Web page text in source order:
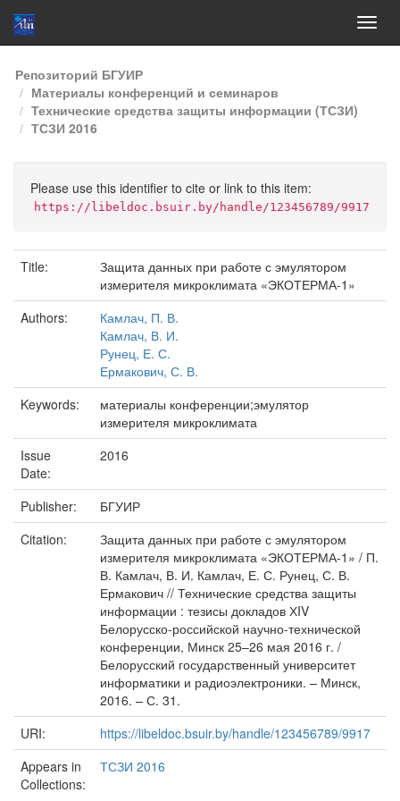
Skip
navigation
Репозиторий БГУИР
Материалы конференций и семинаров
Технические средства защиты информации (ТСЗИ)
ТСЗИ 2016
Please use this identifier to cite or link to this item:
https://libeldoc.bsuir.by/handle/123456789/9917
Title:
Защита данных при работе с эмулятором
измерителя микроклимата «ЭКОТЕРМА-1»
Authors:
Камлач, П. В.
Камлач, В. И.
Рунец, Е. С.
Ермакович, С. В.
Keywords:
материалы конференции;эмулятор
измерителя микроклимата
Issue
Date:
2016
Publisher:
БГУИР
Citation:
Защита данных при работе с эмулятором
измерителя микроклимата «ЭКОТЕРМА-1» / П.
В. Камлач, В. И. Камлач, Е. С. Рунец, С. В.
Ермакович // Технические средства защиты
информации : тезисы докладов ХIV
Белорусско-российской научно-технической
конференции, Минск 25–26 мая 2016 г. /
Белорусский государственный университет
информатики и радиоэлектроники. – Минск,
2016. – С. 31.
URI:
https://libeldoc.bsuir.by/handle/123456789/9917
Appears in
Collections:
ТСЗИ 2016